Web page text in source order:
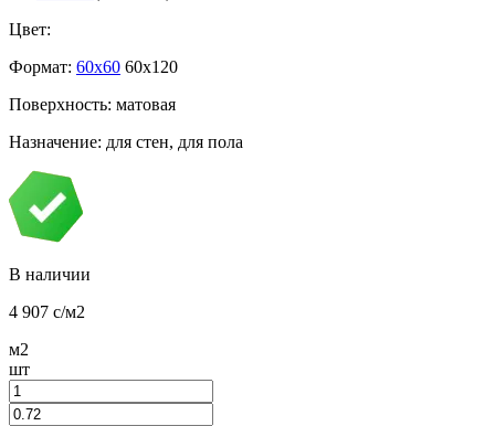
Цвет:
Формат: 60x60 60x120
Поверхность: матовая
Назначение: для стен, для пола
В наличии
4 907 c/м2
м2
шт